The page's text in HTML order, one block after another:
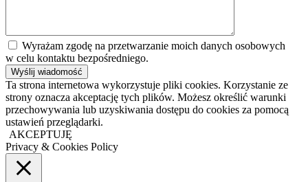
Wyrażam zgodę na przetwarzanie moich danych osobowych
w celu kontaktu bezpośredniego.
Ta strona internetowa wykorzystuje pliki cookies. Korzystanie ze
strony oznacza akceptację tych plików. Możesz określić warunki
przechowywania lub uzyskiwania dostępu do cookies za pomocą
ustawień przeglądarki.
AKCEPTUJĘ
Privacy & Cookies Policy